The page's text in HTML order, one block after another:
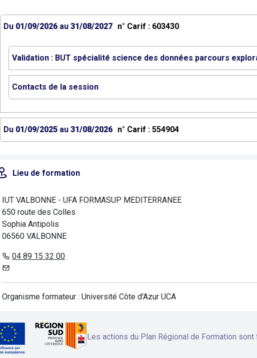
Du 01/09/2026 au 31/08/2027 n° Carif : 603430
Validation : BUT spécialité science des données parcours
Contacts de la session
Du 01/09/2025 au 31/08/2026 n° Carif : 554904
Lieu de formation
IUT VALBONNE - UFA FORMASUP MEDITERRANEE
650 route des Colles
Sophia Antipolis
06560 VALBONNE
04 89 15 32 00
Organisme formateur : Université Côte d'Azur UCA
Les actions du Plan Régional de Formation